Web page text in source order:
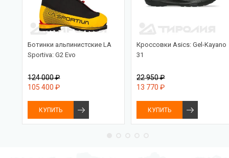
Ботинки альпинистские LA
Sportiva: G2 Evo
124 000 ₽
105 400 ₽
КУПИТЬ
Кроссовки Asics: Gel-Kayano
31
22 950 ₽
13 770 ₽
КУПИТЬ